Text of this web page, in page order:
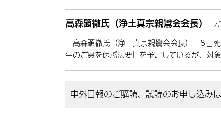
高森顕徹氏（浄土真宗親鸞会会長） 7
高森顕徹氏（浄土真宗親鸞会会長） 8日
生のご恩を偲ぶ法要」を予定しているが、対
中外日報のご購読、試読のお申し込み